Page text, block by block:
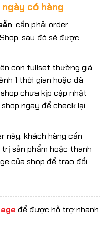
có hàng
, cần phải order
sau đó sẽ được
con fullset thường giá
1 thời gian hoặc đã
chưa kịp cập nhật
ngay để check lại
này, khách hàng cần
sản phẩm hoặc thanh
của shop để trao đổi
để được hỗ trợ nhanh